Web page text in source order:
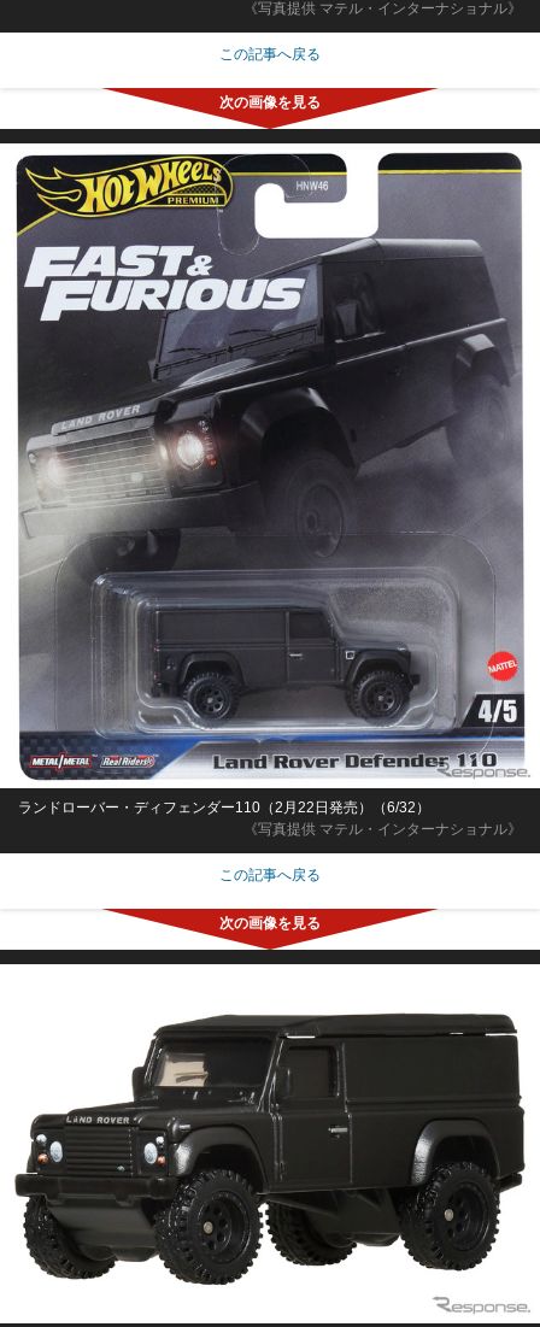
《写真提供 マテル・インターナショナル》
この記事へ戻る
《写真提供 マテル・インターナショナル》
ランドローバー・ディフェンダー110（2月22日発売）（6/32）
この記事へ戻る